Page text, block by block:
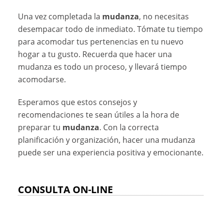
Una vez completada la mudanza, no necesitas
desempacar todo de inmediato. Tómate tu tiempo
para acomodar tus pertenencias en tu nuevo
hogar a tu gusto. Recuerda que hacer una
mudanza es todo un proceso, y llevará tiempo
acomodarse.
Esperamos que estos consejos y
recomendaciones te sean útiles a la hora de
preparar tu mudanza. Con la correcta
planificación y organización, hacer una mudanza
puede ser una experiencia positiva y emocionante.
CONSULTA ON-LINE